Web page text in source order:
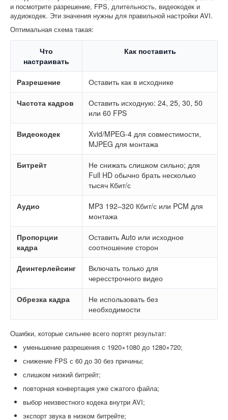
и посмотрите разрешение, FPS, длительность, видеокодек и
аудиокодек. Эти значения нужны для правильной настройки AVI.
Оптимальная схема такая:
Что
настраивать
Как поставить
Разрешение Оставить как в исходнике
Частота кадров
Оставить исходную: 24, 25, 30, 50
или 60 FPS
Видеокодек
Xvid/MPEG-4 для совместимости,
MJPEG для монтажа
Битрейт
Не снижать слишком сильно; для
Full HD обычно брать несколько
тысяч Кбит/с
Аудио
MP3 192–320 Кбит/с или PCM для
монтажа
Пропорции
кадра
Оставить Auto или исходное
соотношение сторон
Деинтерлейсинг
Включать только для
чересстрочного видео
Обрезка кадра
Не использовать без
необходимости
Ошибки, которые сильнее всего портят результат:
уменьшение разрешения с 1920×1080 до 1280×720;
снижение FPS с 60 до 30 без причины;
слишком низкий битрейт;
повторная конвертация уже сжатого файла;
выбор неизвестного кодека внутри AVI;
экспорт звука в низком битрейте;